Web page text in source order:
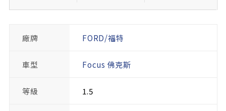
廠牌 FORD/福特
車型 Focus 佛克斯
等級 1.5